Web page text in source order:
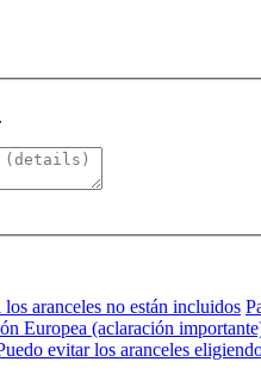
los aranceles no están incluidos
Europea (aclaración
evitar los aranceles